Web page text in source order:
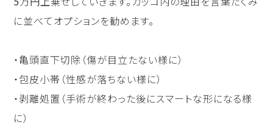
に並べてオプションを勧めます。
・亀頭直下切除（傷が目立たない様に）
・包皮小帯（性感が落ちない様に）
・剥離処置（手術が終わった後にスマートな形になる様
に）